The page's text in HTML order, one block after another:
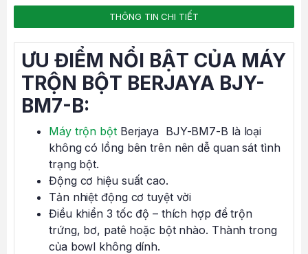
THÔNG TIN CHI TIẾT
ƯU ĐIỂM NỔI BẬT CỦA MÁY
TRỘN BỘT BERJAYA BJY-
BM7-B:
Máy trộn bộtBerjaya BJY-BM7-B là loại
không có lồng bên trên nên dễ quan sát tình
trạng bột.
Động cơ hiệu suất cao.
Tản nhiệt động cơ tuyệt vời
Điều khiển 3 tốc độ – thích hợp để trộn
trứng, bơ, patê hoặc bột nhào. Thành trong
của bowl không dính.